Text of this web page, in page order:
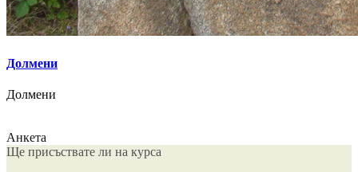
Долмени
Долмени
Анкета
Ще присъствате ли на курса